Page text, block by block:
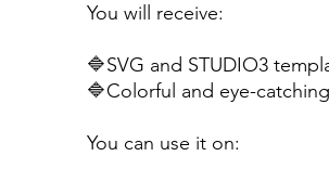
You will receive:
🔷SVG and STUDIO3
🔷Colorful and eye-
You can use it on: